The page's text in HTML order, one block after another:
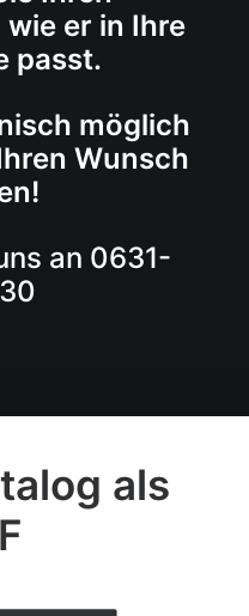
er in Ihre
passt.
möglich
Wunsch
an 0631-
als